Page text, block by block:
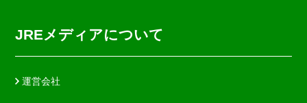
JREメディアについて
運営会社